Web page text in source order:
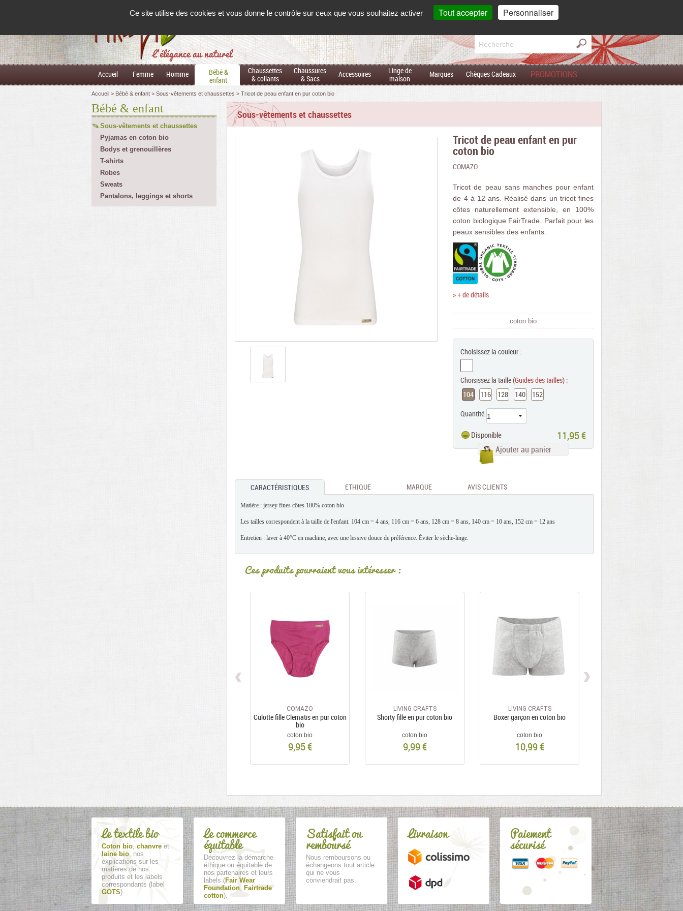
L'élégance au naturel
Monpanier
0 article(s)
Moncompte
Français
Accueil Femme Homme
Bébé &
enfant
Chaussettes
& collants
Chaussures
& Sacs
Accessoires
Linge de
maison
Marques Chèques Cadeaux PROMOTIONS
Accueil Bébé & enfant Sous-vêtements et chaussettes Tricot de peau enfant en pur coton bio
Sous-vêtements et chaussettes
Tricot de peau enfant en pur
coton bio
COMAZO
Tricot de peau sans manches pour enfant
de 4 à 12 ans. Réalisé dans un tricot fines
côtes naturellement extensible, en 100%
coton biologique FairTrade. Parfait pour les
peaux sensibles des enfants.
> + de détails
coton bio
Choisissez la couleur :
Choisissez la taille (Guides des tailles) :
104
116 128 140
152
Quantité
Disponible 11,95 €
Ajouter au panier
CARACTÉRISTIQUES ETHIQUE MARQUE AVIS CLIENTS
Matière : jersey fines côtes 100% coton bio
Les tailles correspondent à la taille de l'enfant. 104 cm = 4 ans, 116 cm = 6 ans, 128 cm = 8 ans, 140 cm = 10 ans, 152 cm = 12 ans
Entretien : laver à 40°C en machine, avec une lessive douce de préférence. Éviter le sèche-linge.
Ces produits pourraient vous intéresser :
COMAZO
Culotte fille Clematis en pur coton
bio
coton bio
9,95 €
LIVING CRAFTS
Shorty fille en pur coton bio
coton bio
9,99 €
LIVING CRAFTS
Boxer garçon en coton bio
coton bio
10,99 €
Bébé & enfant
Sous-vêtements et chaussettes
Pyjamas en coton bio
Bodys et grenouillères
T-shirts
Robes
Sweats
Pantalons, leggings et shorts
Le textile bio
Coton bio, chanvre et
laine bio, nos
explications sur les
matières de nos
produits et les labels
correspondants (label
GOTS).
Le commerce
équitable
Découvrez la démarche
éthique ou équitable de
nos partenaires et leurs
labels (Fair Wear
Foundation, Fairtrade
cotton).
Satisfait ou
remboursé
Nous remboursons ou
échangeons tout article
qui ne vous
conviendrait pas.
Livraison Paiement
sécurisé
Ce site utilise des cookies et vous donne le contrôle sur ceux que vous souhaitez activer
Tout accepter Personnaliser